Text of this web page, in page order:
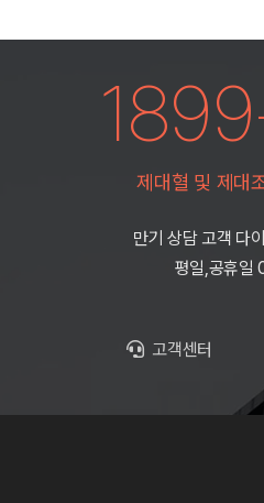
제대혈 및 제대
만기 상담 고객 다
평일,공휴
고객센터